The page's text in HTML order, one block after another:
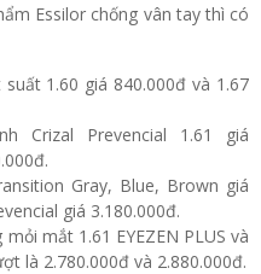
Essilor chống vân tay thì có
1.60 giá 840.000đ và 1.67
Crizal Prevencial 1.61 giá
Gray, Blue, Brown giá
giá 3.180.000đ.
mắt 1.61 EYEZEN PLUS và
là 2.780.000đ và 2.880.000đ.